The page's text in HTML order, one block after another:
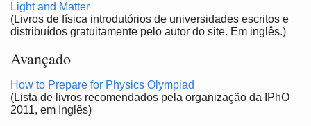
Light and Matter
(Livros de física introdutórios de universidades escritos e
distribuídos gratuitamente pelo autor do site. Em inglês.)
Avançado
How to Prepare for Physics Olympiad
(Lista de livros recomendados pela organização da IPhO
2011, em Inglês)